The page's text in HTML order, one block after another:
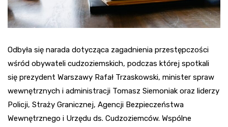
Odbyła się narada dotycząca zagadnienia przestępczości
wśród obywateli cudzoziemskich, podczas której spotkali
się prezydent Warszawy Rafał Trzaskowski, minister spraw
wewnętrznych i administracji Tomasz Siemoniak oraz liderzy
Policji, Straży Granicznej, Agencji Bezpieczeństwa
Wewnętrznego i Urzędu ds. Cudzoziemców. Wspólne